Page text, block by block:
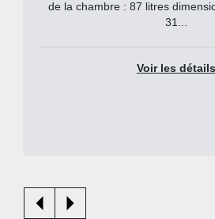
de la chambre : 87 litres
31...
Voir les détails